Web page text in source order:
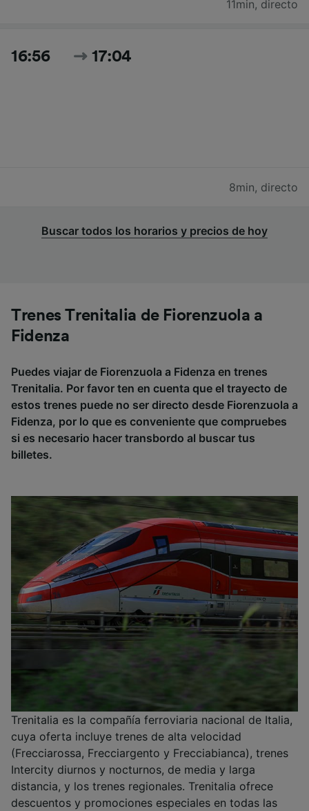
11min, directo
16:56 17:04
8min, directo
Buscar todos los horarios y precios de hoy
Trenes Trenitalia de Fiorenzuola a
Fidenza
Puedes viajar de Fiorenzuola a Fidenza en trenes
Trenitalia. Por favor ten en cuenta que el trayecto de
estos trenes puede no ser directo desde Fiorenzuola a
Fidenza, por lo que es conveniente que compruebes
si es necesario hacer transbordo al buscar tus
billetes.
Trenitalia es la compañía ferroviaria nacional de Italia,
cuya oferta incluye trenes de alta velocidad
(Frecciarossa, Frecciargento y Frecciabianca), trenes
Intercity diurnos y nocturnos, de media y larga
distancia, y los trenes regionales. Trenitalia ofrece
descuentos y promociones especiales en todas las